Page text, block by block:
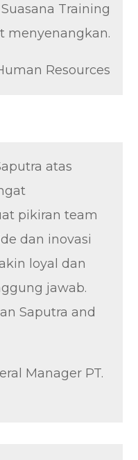
Training
menyenangkan.
Resources
atas
pikiran team
dan inovasi
loyal dan
jawab.
Saputra and
Manager PT.